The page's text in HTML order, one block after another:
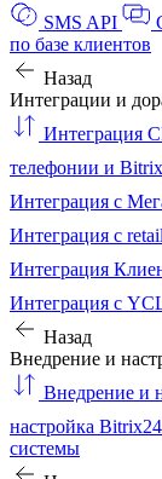
SMS API
по базе клиентов
Назад
Интеграции и
Интеграция
телефонии и
Интеграция с
Интеграция с
Интеграция
Интеграция с
Назад
Внедрение и
Внедрение и
настройка Bitrix24
системы